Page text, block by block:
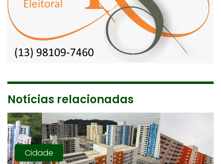
Notícias relacionadas
Cidade